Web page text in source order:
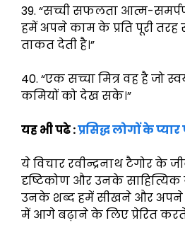
39. “सच्ची सफलता आत्म-
हमें अपने काम के प्रति पूरी तरह
ताकत देती है।”
40. “एक सच्चा मित्र वह है जो
कमियों को देख सके।”
यह भी पढे :प्रसिद्ध लोगों के प्यार
ये विचार रवीन्द्रनाथ टैगोर के
दृष्टिकोण और उनके साहित्यिक
उनके शब्द हमें सीखने और अपने
में आगे बढ़ाने के लिए प्रेरित करते